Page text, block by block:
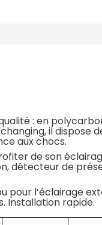
: en
il dispose
aux chocs.
de son
détecteur de
pour l’éclairage
Installation rapide.